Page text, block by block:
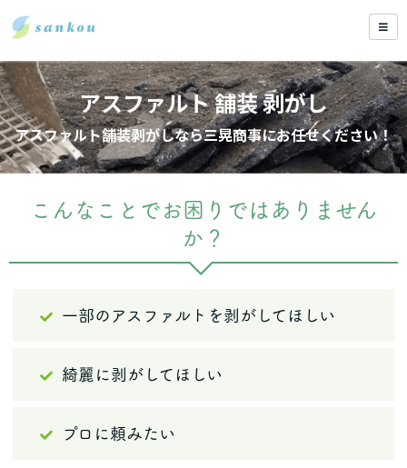
アスファルト 舗装 剥がし
アスファルト舗装剥がしなら三晃商事にお任せください！
こんなことでお困りではありません
か？
一部のアスファルトを剥がしてほしい
綺麗に剥がしてほしい
プロに頼みたい